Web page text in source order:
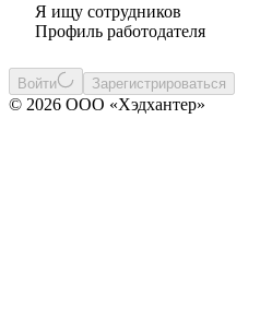
Я ищу сотрудников
Профиль работодателя
Войти Зарегистрироваться
© 2026 ООО «Хэдхантер»